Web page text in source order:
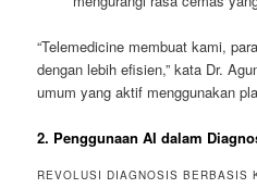
“Telemedicine membuat kami,
dengan lebih efisien,” kata Dr.
umum yang aktif menggunakan
2. Penggunaan AI dalam
REVOLUSI DIAGNOSIS BERBASIS